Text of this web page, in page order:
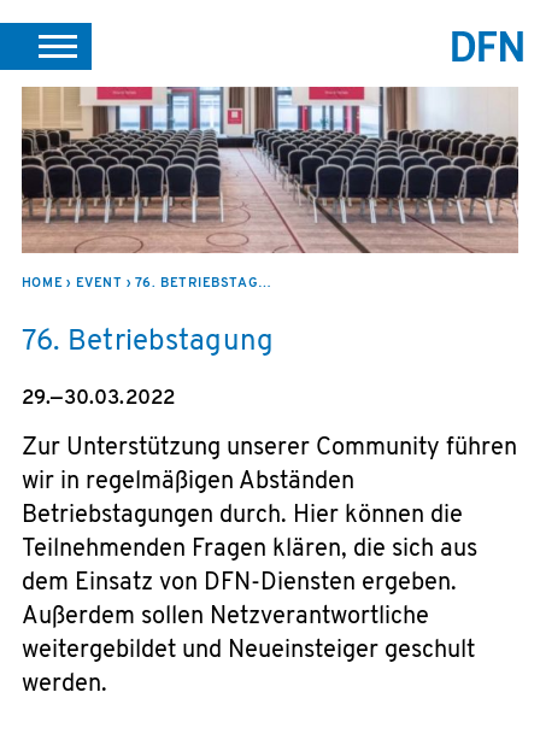
PORTALE SUPPORT JOBS LEICHTE SPRACHE
VEREIN INTERN
HOME EVENT 76. BETRIEBSTAGUNG
76. Betriebstagung
29.—30.03.2022
Zur Unterstützung unserer Community führen
wir in regelmäßigen Abständen
Betriebstagungen durch. Hier können die
Teilnehmenden Fragen klären, die sich aus
dem Einsatz von DFN-Diensten ergeben.
Außerdem sollen Netzverantwortliche
weitergebildet und Neueinsteiger geschult
werden.